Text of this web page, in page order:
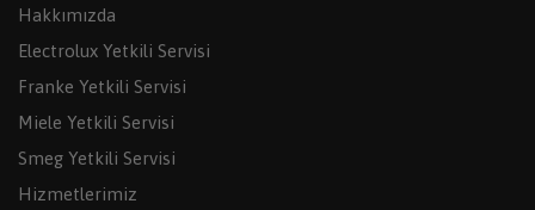
Hakkımızda
Electrolux Yetkili Servisi
Franke Yetkili Servisi
Miele Yetkili Servisi
Smeg Yetkili Servisi
Hizmetlerimiz